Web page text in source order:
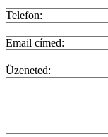
Telefon:
Email címed:
Üzeneted: